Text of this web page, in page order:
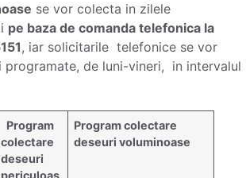
se vor colecta in zilele
pe baza de comanda telefonica la
, iar solicitarile telefonice se vor
programate, de luni-vineri, in intervalul
Program
colectare
deseuri
periculoas
Program colectare
deseuri voluminoase